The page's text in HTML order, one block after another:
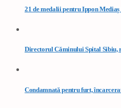
21 de medalii pentru Ippon
Directorul Căminului Spital Sibiu,
Condamnată pentru furt,